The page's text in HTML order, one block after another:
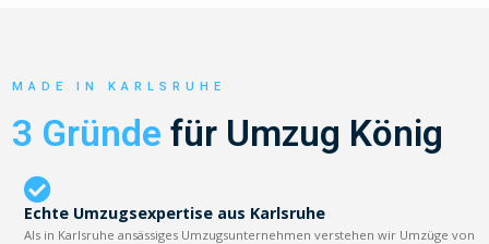
MADE IN KARLSRUHE
3 Gründe für Umzug König
Echte Umzugsexpertise aus Karlsruhe
Als in Karlsruhe ansässiges Umzugsunternehmen verstehen wir Umzüge von